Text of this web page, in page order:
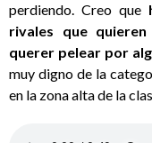
perdiendo. Creo que
rivales que
querer pelear por
muy digno de la
en la zona alta de la